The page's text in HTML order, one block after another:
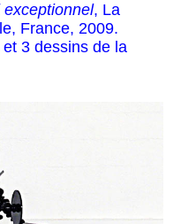
exceptionnel, La
France, 2009.
et 3 dessins de la